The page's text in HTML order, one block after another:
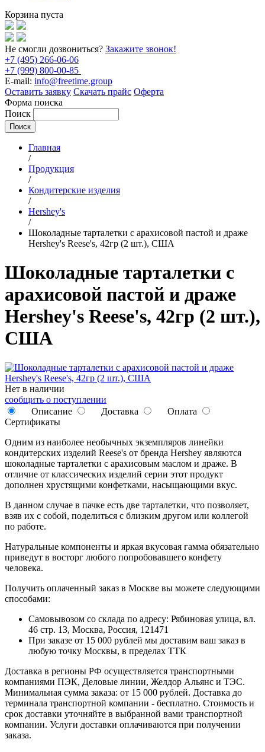
Корзина пуста
Не смогли дозвониться? Закажите звонок!
+7 (495) 266-06-06
+7 (999) 800-00-85
E-mail: info@freetime.group
Оставить заявку Скачать прайс Оферта
Форма поиска
Поиск
Главная
/
Продукция
/
Кондитерские изделия
/
Hershey's
/
Шоколадные тарталетки с арахисовой пастой и драже
Hershey's Reese's, 42гр (2 шт.), США
Шоколадные тарталетки с
арахисовой пастой и драже
Hershey's Reese's, 42гр (2 шт.),
США
Нет в наличии
сообщить о поступлении
Описание
Доставка
Оплата
Сертификаты
Одним из наиболее необычных экземпляров линейки
кондитерских изделий Reese's от бренда Hershey являются
шоколадные тарталетки с арахисовым маслом и драже. В
отличие от классических изделий серии этот продукт
дополнен хрустящими конфетками, насыщающими вкус.
В данном случае в пачке есть две тарталетки, что позволяет,
взяв их с собой, поделиться с близким другом или коллегой
по работе.
Натуральные компоненты и яркая вкусовая гамма обязательно
приведут в восторг любого попробовавшего конфету
человека.
Получить оплаченный заказ в Москве вы можете следующими
способами:
Самовывозом со склада по адресу: Рябиновая улица, вл.
46 стр. 13, Москва, Россия, 121471
При заказе от 15 000 рублей мы доставим ваш заказ в
любую точку Москвы, в пределах ТТК
Доставка в регионы РФ осуществляется транспортными
компаниями ПЭК, Деловые линии, Желдор Альянс и ТЭС.
Минимальная сумма заказа: от 15 000 рублей. Доставка до
терминала транспортной компании - бесплатно. Стоимость и
срок доставки уточняйте в выбранной вами транспортной
компании. Услуги доставки оплачиваются при получении
заказа.